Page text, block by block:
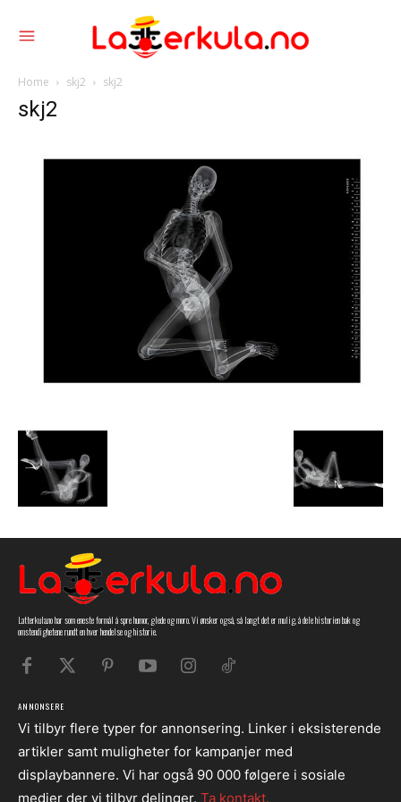
Home skj2 skj2
skj2
Latterkula.no har som eneste formål å spre humor, glede og moro. Vi ønsker også, så langt det er mulig, å dele historien bak og
omstendighetene rundt en hver hendelse og historie.
ANNONSERE
Vi tilbyr flere typer for annonsering. Linker i eksisterende
artikler samt muligheter for kampanjer med
displaybannere. Vi har også 90 000 følgere i sosiale
medier der vi tilbyr delinger. Ta kontakt.